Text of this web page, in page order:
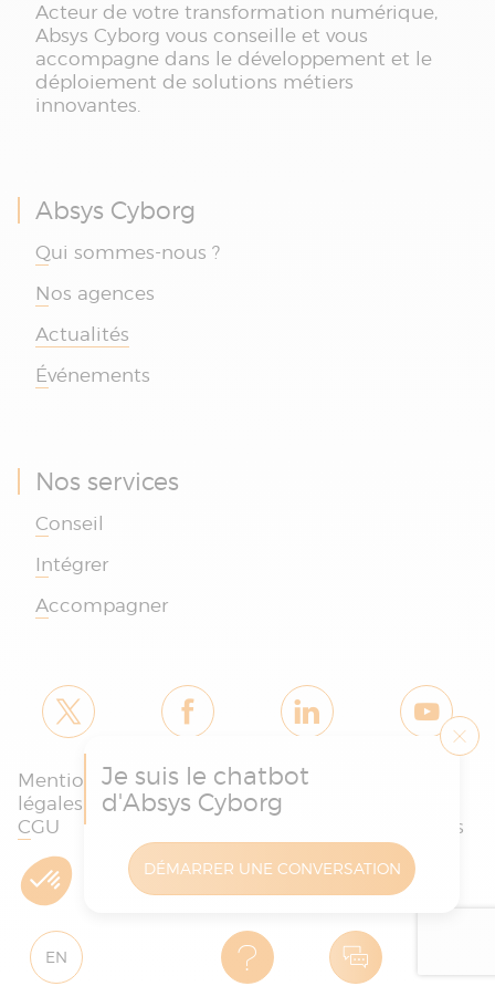
Acteur de votre transformation numérique,
Absys Cyborg vous conseille et vous
accompagne dans le développement et le
déploiement de solutions métiers
innovantes.
Absys Cyborg
Qui sommes-nous ?
Nos agences
Actualités
Événements
Nos services
Conseil
Intégrer
Accompagner
Copyright © Absys Cyborg - Tous droits réservés
Mentions
légales et
CGU
Politique des
cookies et de
des données
EN
Je suis le chatbot
d'Absys Cyborg
DÉMARRER UNE CONVERSATION